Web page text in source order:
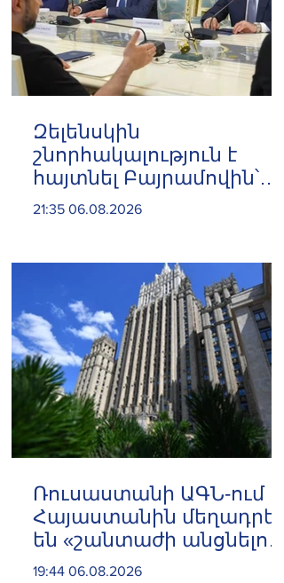
Զելենսկին
շնորհակալություն է
հայտնել Բայրամովին՝
Ադրբեջանի էներգետիկ
նաև կառուցողական
երկխոսության համար
21:35 06.08.2026
Ռուսաստանի ԱԳՆ-ում
Հայաստանին մեղադրել
են «շանտաժի անցնելու
փորձերի» մեջ
19:44 06.08.2026